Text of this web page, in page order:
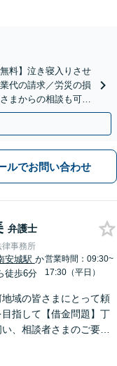
料】泣き寝入りさせ
代の請求／労災の損
まからの相談も可】
個室】
ルでお問い合わせ
弁護士
律事務所
安城駅 か
徒歩6分
営業時間：09:30~
17:30（平日）
域の皆さまにとって頼
指して【借金問題】丁
、相談者さまのご要望